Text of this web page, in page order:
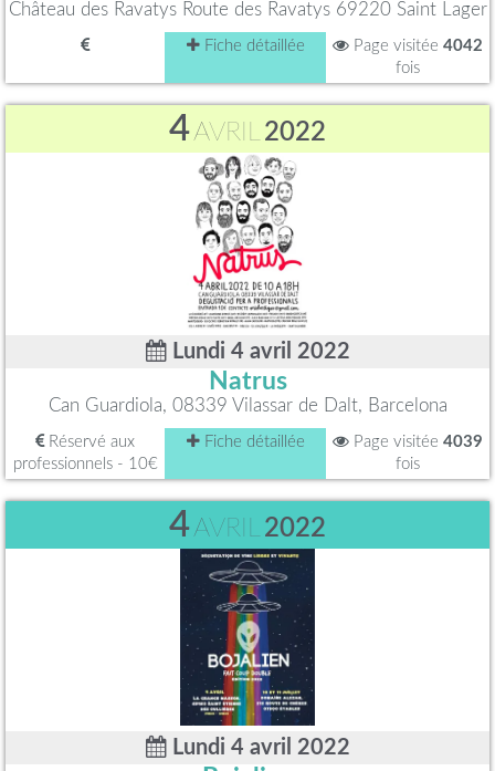
Château des Ravatys Route des Ravatys 69220 Saint Lager
Fiche détaillée Page visitée 4042
fois
4AVRIL2022
Lundi 4 avril 2022
Natrus
Can Guardiola, 08339 Vilassar de Dalt, Barcelona
Réservé aux
professionnels - 10€
Fiche détaillée Page visitée 4039
fois
4AVRIL 2022
Lundi 4 avril 2022